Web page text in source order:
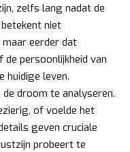
zelfs lang nadat de
niet
eerder dat
de persoonlijkheid van
huidige leven.
droom te analyseren.
of voelde het
geven cruciale
probeert te